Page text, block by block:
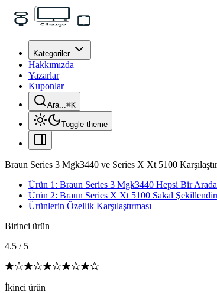
Kategoriler
Hakkımızda
Yazarlar
Kuponlar
Ara...⌘K
Toggle theme
Braun Series 3 Mgk3440 ve Series X Xt 5100
Ürün 1: Braun Series 3 Mgk3440 Hepsi Bir
Ürün 2: Braun Series X Xt 5100 Sakal
Ürünlerin Özellik Karşılaştırması
Birinci ürün
4.5 / 5
İkinci ürün